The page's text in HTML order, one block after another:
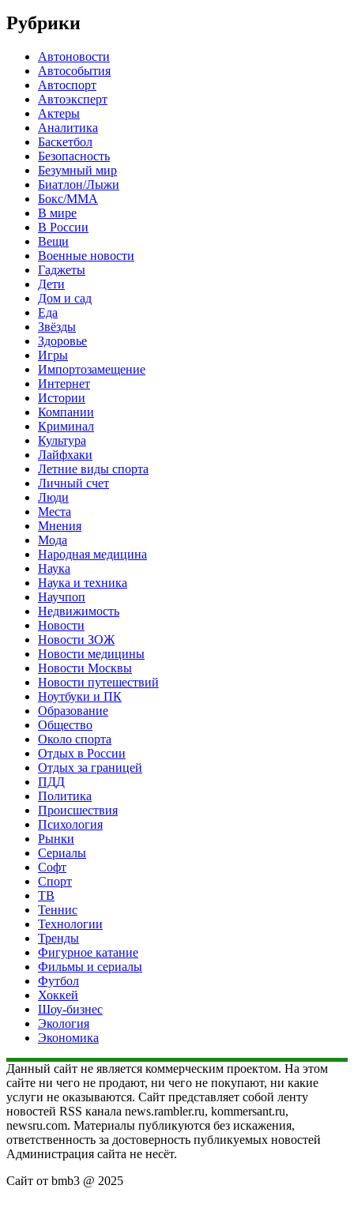
Рубрики
Автоновости
Автособытия
Автоспорт
Автоэксперт
Актеры
Аналитика
Баскетбол
Безопасность
Безумный мир
Биатлон/Лыжи
Бокс/MMA
В мире
В России
Вещи
Военные новости
Гаджеты
Дети
Дом и сад
Еда
Звёзды
Здоровье
Игры
Импортозамещение
Интернет
Истории
Компании
Криминал
Культура
Лайфхаки
Летние виды спорта
Личный счет
Люди
Места
Мнения
Мода
Народная медицина
Наука
Наука и техника
Научпоп
Недвижимость
Новости
Новости ЗОЖ
Новости медицины
Новости Москвы
Новости путешествий
Ноутбуки и ПК
Образование
Общество
Около спорта
Отдых в России
Отдых за границей
ПДД
Политика
Происшествия
Психология
Рынки
Сериалы
Софт
Спорт
ТВ
Теннис
Технологии
Тренды
Фигурное катание
Фильмы и сериалы
Футбол
Хоккей
Шоу-бизнес
Экология
Экономика
Данный сайт не является коммерческим проектом. На этом
сайте ни чего не продают, ни чего не покупают, ни какие
услуги не оказываются. Сайт представляет собой ленту
новостей RSS канала news.rambler.ru, kommersant.ru,
newsru.com. Материалы публикуются без искажения,
ответственность за достоверность публикуемых новостей
Администрация сайта не несёт.
Сайт от bmb3 @ 2025